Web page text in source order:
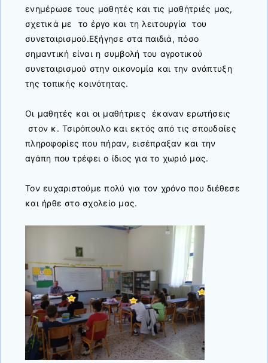
ενημέρωσε τους μαθητές και τις μαθήτριές μας,
σχετικά με το έργο και τη λειτουργία του
συνεταιρισμού.Εξήγησε στα παιδιά, πόσο
σημαντική είναι η συμβολή του αγροτικού
συνεταιρισμού στην οικονομία και την ανάπτυξη
της τοπικής κοινότητας.
Οι μαθητές και οι μαθήτριες έκαναν ερωτήσεις
στον κ. Τσιρόπουλο και εκτός από τις σπουδαίες
πληροφορίες που πήραν, εισέπραξαν και την
αγάπη που τρέφει ο ίδιος για το χωριό μας.
Τον ευχαριστούμε πολύ για τον χρόνο που διέθεσε
και ήρθε στο σχολείο μας.